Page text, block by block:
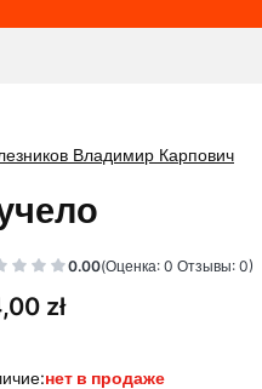
Владимир Карпович
0.00(Оценка: 0 Отзывы: 0)
zł
нет в продаже